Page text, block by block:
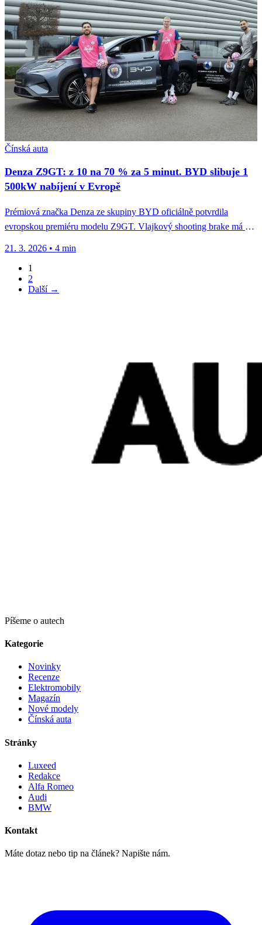
Čínská auta
Denza Z9GT: z 10 na 70 % za 5 minut. BYD slibuje 1
500kW nabíjení v Evropě
Prémiová značka Denza ze skupiny BYD oficiálně potvrdila
evropskou premiéru modelu Z9GT. Vlajkový shooting brake má být
21. 3. 2026 • 4 min
1
2
Další →
Píšeme o autech
Kategorie
Novinky
Recenze
Elektromobily
Magazín
Nové modely
Čínská auta
Stránky
Luxeed
Redakce
Alfa Romeo
Audi
BMW
Kontakt
Máte dotaz nebo tip na článek? Napište nám.